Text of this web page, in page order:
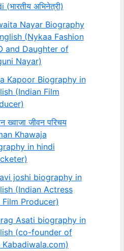
(भारतीय अभिनेत्री)
Nayar Biography
(Nykaa Fashion
and Daughter of
Nayar)
Kapoor Biography in
(Indian Film
ख्वाजा जीवन परिचय
Khawaja
in hindi
joshi biography in
(Indian Actress
Film Producer)
Asati biography in
(co-founder of
Kabadiwala.com)